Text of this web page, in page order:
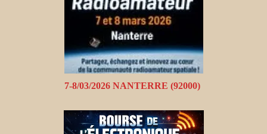
7-8/03/2026 NANTERRE (92000)